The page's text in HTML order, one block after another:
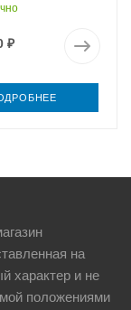
₽
на
характер и не
положениями